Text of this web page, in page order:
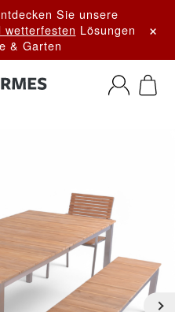
Sie unsere
wetterfesten Lösungen
& Garten
×